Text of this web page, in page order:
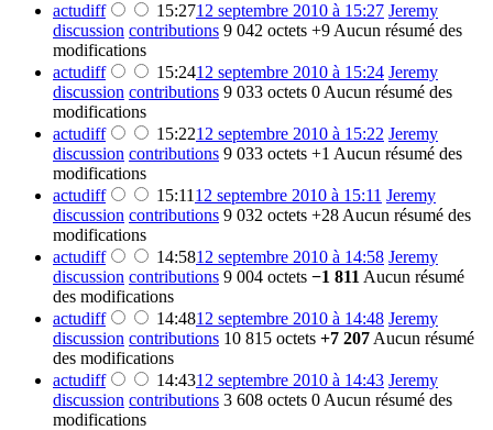
actudiff 15:2712 septembre 2010 à 15:27 Jeremy
discussion contributions 9 042 octets +9 Aucun résumé des
modifications
actudiff 15:2412 septembre 2010 à 15:24 Jeremy
discussion contributions 9 033 octets 0 Aucun résumé des
modifications
actudiff 15:2212 septembre 2010 à 15:22 Jeremy
discussion contributions 9 033 octets +1 Aucun résumé des
modifications
actudiff 15:11 12 septembre 2010 à 15:11 Jeremy
discussion contributions 9 032 octets +28 Aucun résumé des
modifications
actudiff 14:5812 septembre 2010 à 14:58 Jeremy
discussion contributions 9 004 octets −1 811 Aucun résumé
des modifications
actudiff 14:4812 septembre 2010 à 14:48 Jeremy
discussion contributions 10 815 octets +7 207 Aucun résumé
des modifications
actudiff 14:4312 septembre 2010 à 14:43 Jeremy
discussion contributions 3 608 octets 0 Aucun résumé des
modifications